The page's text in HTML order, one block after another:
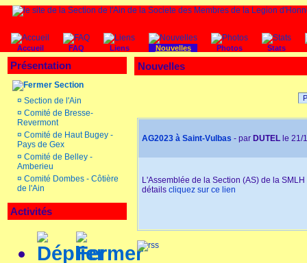
Accueil FAQ Liens Nouvelles Photos Stats
Présentation
Section
¤ Section de l'Ain
¤ Comité de Bresse-
Revermont
¤ Comité de Haut Bugey -
Pays de Gex
¤ Comité de Belley -
Amberieu
¤ Comité Dombes - Côtière
de l'Ain
Activités
Nouvelles
AG2023 à Saint-Vulbas - par DUTEL le 21/
L'Assemblée de la Section (AS) de la
détails cliquez sur ce lien